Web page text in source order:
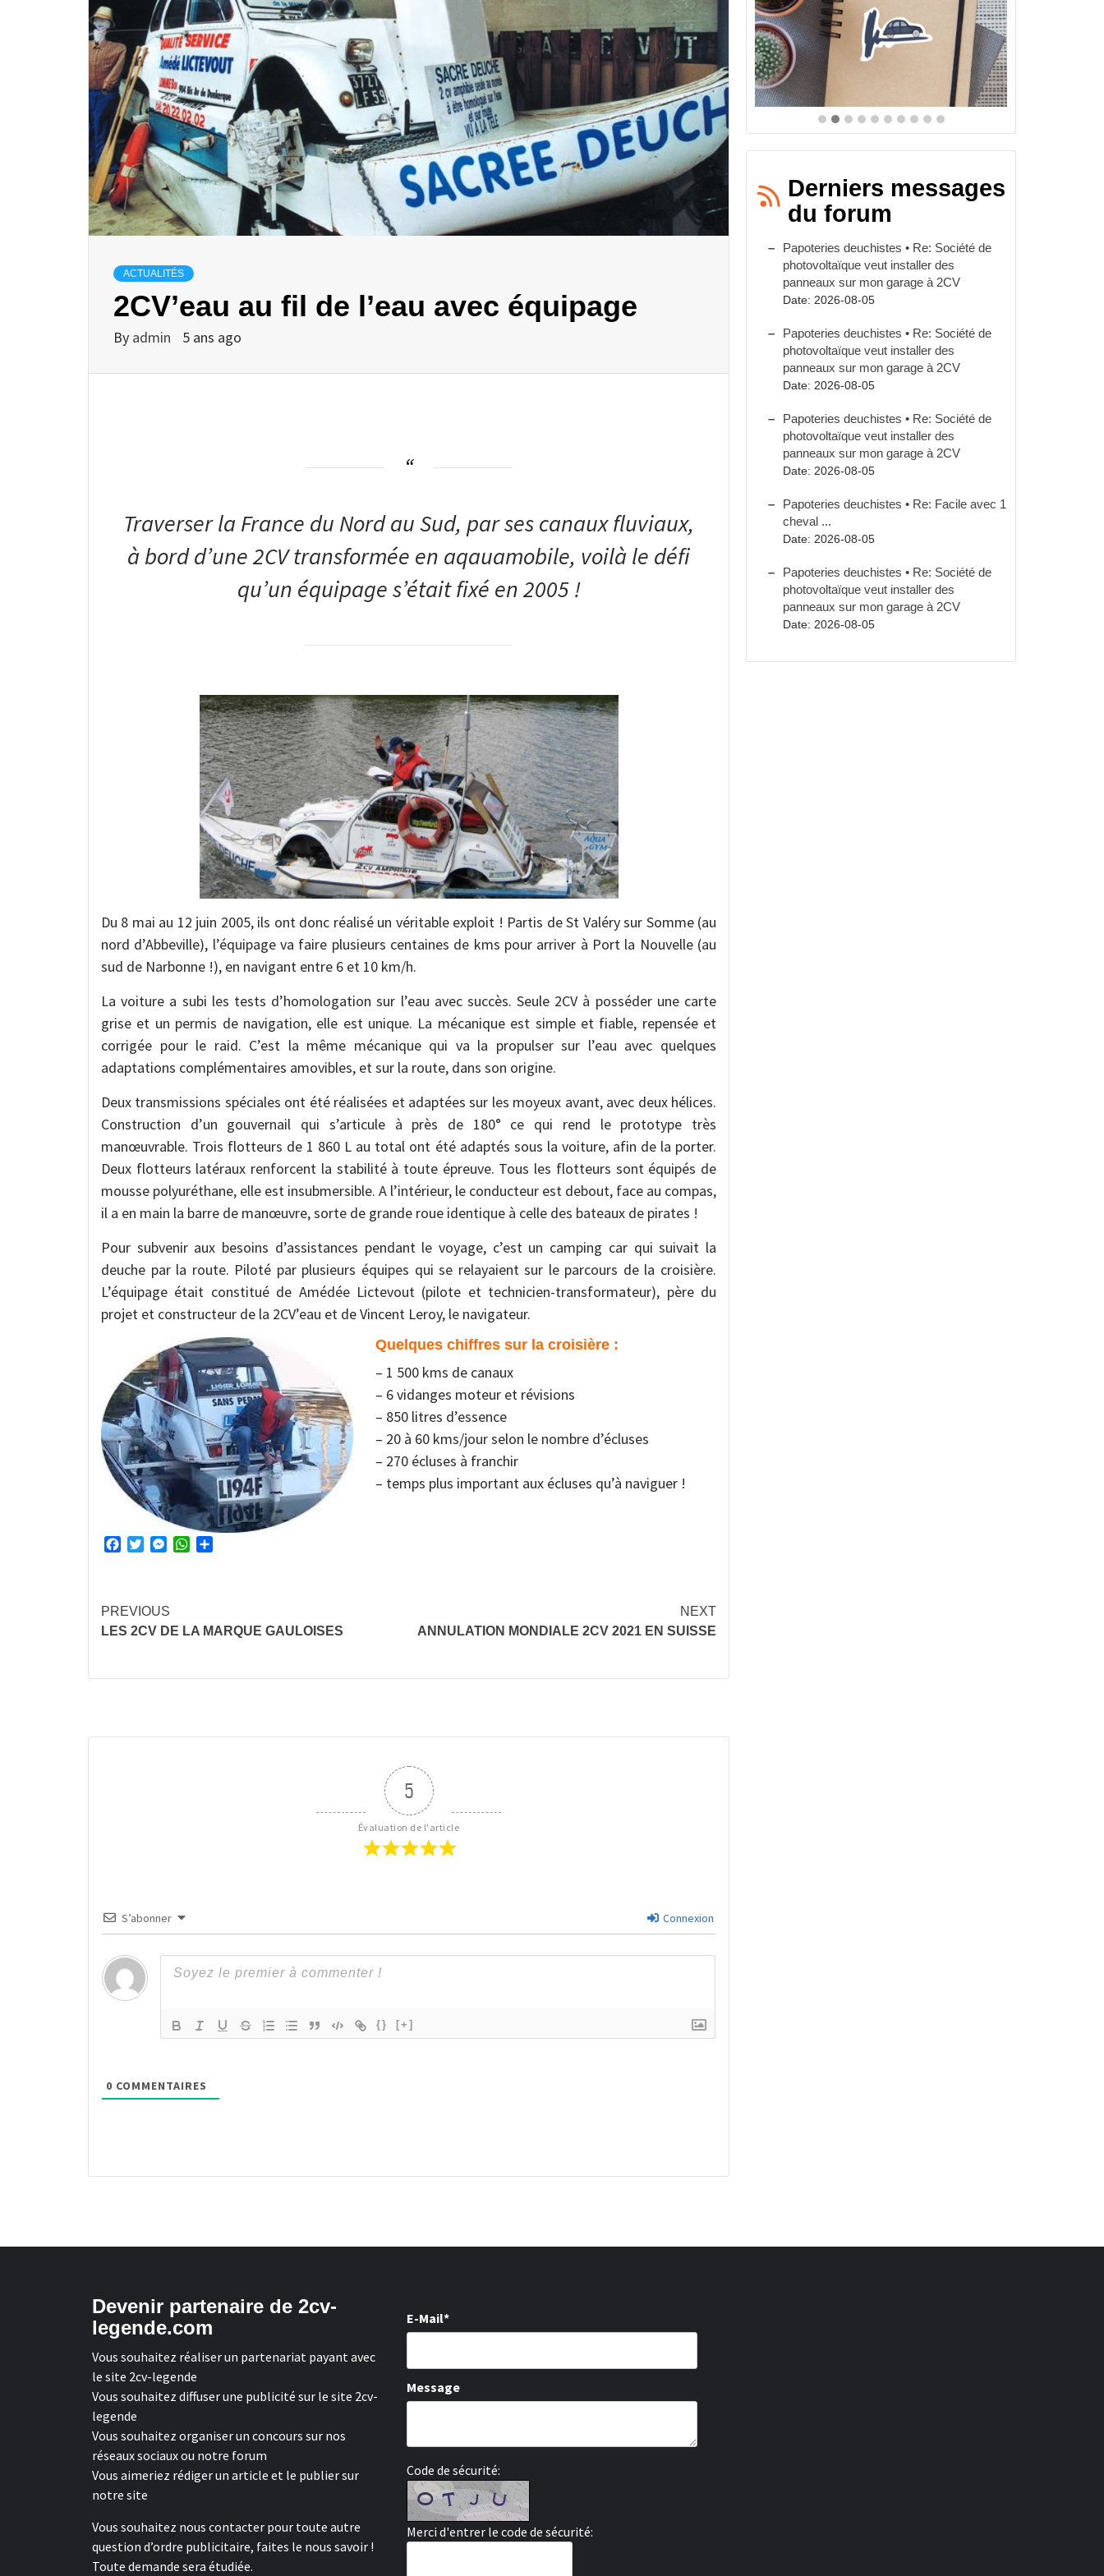
ACTUALITÉS
2CV’eau au fil de l’eau avec équipage
By admin 5 ans ago
Traverser la France du Nord au Sud, par ses canaux fluviaux,
à bord d’une 2CV transformée en aqauamobile, voilà le défi
qu’un équipage s’était fixé en 2005 !
Du 8 mai au 12 juin 2005, ils ont donc réalisé un véritable exploit ! Partis de St Valéry sur Somme (au
nord d’Abbeville), l’équipage va faire plusieurs centaines de kms pour arriver à Port la Nouvelle (au
sud de Narbonne !), en navigant entre 6 et 10 km/h.
La voiture a subi les tests d’homologation sur l’eau avec succès. Seule 2CV à posséder une carte
grise et un permis de navigation, elle est unique. La mécanique est simple et fiable, repensée et
corrigée pour le raid. C’est la même mécanique qui va la propulser sur l’eau avec quelques
adaptations complémentaires amovibles, et sur la route, dans son origine.
Deux transmissions spéciales ont été réalisées et adaptées sur les moyeux avant, avec deux hélices.
Construction d’un gouvernail qui s’articule à près de 180° ce qui rend le prototype très
manœuvrable. Trois flotteurs de 1 860 L au total ont été adaptés sous la voiture, afin de la porter.
Deux flotteurs latéraux renforcent la stabilité à toute épreuve. Tous les flotteurs sont équipés de
mousse polyuréthane, elle est insubmersible. A l’intérieur, le conducteur est debout, face au compas,
il a en main la barre de manœuvre, sorte de grande roue identique à celle des bateaux de pirates !
Pour subvenir aux besoins d’assistances pendant le voyage, c’est un camping car qui suivait la
deuche par la route. Piloté par plusieurs équipes qui se relayaient sur le parcours de la croisière.
L’équipage était constitué de Amédée Lictevout (pilote et technicien-transformateur), père du
projet et constructeur de la 2CV’eau et de Vincent Leroy, le navigateur.
Quelques chiffres sur la croisière :
– 1 500 kms de canaux
– 6 vidanges moteur et révisions
– 850 litres d’essence
– 20 à 60 kms/jour selon le nombre d’écluses
– 270 écluses à franchir
– temps plus important aux écluses qu’à naviguer !
FacebookTwitterMessengerWhatsApp
Continue
Reading
PREVIOUS
LES 2CV DE LA MARQUE GAULOISES
NEXT
ANNULATION MONDIALE 2CV 2021 EN SUISSE
5
Évaluation de l'article
S’abonner Connexion
{} [+]
0 COMMENTAIRES
Derniers messages
du forum
Papoteries deuchistes • Re: Société de
photovoltaïque veut installer des
panneaux sur mon garage à 2CV
Date: 2026-08-05
Papoteries deuchistes • Re: Société de
photovoltaïque veut installer des
panneaux sur mon garage à 2CV
Date: 2026-08-05
Papoteries deuchistes • Re: Société de
photovoltaïque veut installer des
panneaux sur mon garage à 2CV
Date: 2026-08-05
Papoteries deuchistes • Re: Facile avec 1
cheval ...
Date: 2026-08-05
Papoteries deuchistes • Re: Société de
photovoltaïque veut installer des
panneaux sur mon garage à 2CV
Date: 2026-08-05
Devenir partenaire de 2cv-
legende.com
Vous souhaitez réaliser un partenariat payant avec
le site 2cv-legende
Vous souhaitez diffuser une publicité sur le site 2cv-
legende
Vous souhaitez organiser un concours sur nos
réseaux sociaux ou notre forum
Vous aimeriez rédiger un article et le publier sur
notre site
Vous souhaitez nous contacter pour toute autre
question d’ordre publicitaire, faites le nous savoir !
Toute demande sera étudiée.
E-Mail*
Message
Code de sécurité:
Merci d'entrer le code de sécurité: